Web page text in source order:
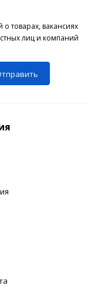
товарах, вакансиях
лиц и компаний